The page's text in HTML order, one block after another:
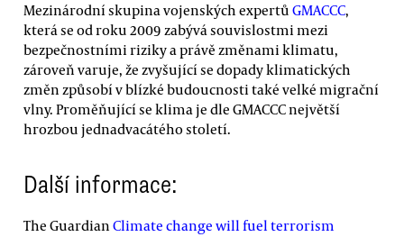
Mezinárodní skupina vojenských expertů GMACCC,
která se od roku 2009 zabývá souvislostmi mezi
bezpečnostními riziky a právě změnami klimatu,
zároveň varuje, že zvyšující se dopady klimatických
změn způsobí v blízké budoucnosti také velké migrační
vlny. Proměňující se klima je dle GMACCC největší
hrozbou jednadvacátého století.
Další informace:
The Guardian Climate change will fuel terrorism